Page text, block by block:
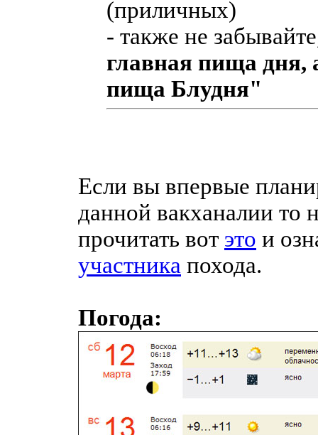
(приличных)
- также не
главная пища дня,
пища Блудня"
Если вы впервые
данной вакханалии то
прочитать вот это и
участника похода.
Погода: